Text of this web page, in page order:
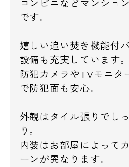
コンビニなどマンショ
です。
嬉しい追い焚き機能付
設備も充実しています。
防犯カメラやTVモニタ
で防犯面も安心。
外観はタイル張りでし
り。
内装はお部屋によって
ーンが異なります。